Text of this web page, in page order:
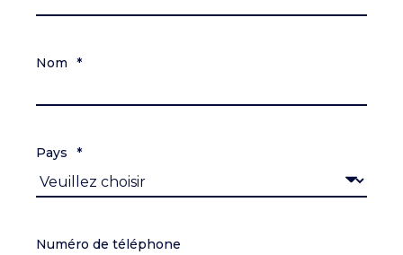
Nom *
Pays *
Numéro de téléphone